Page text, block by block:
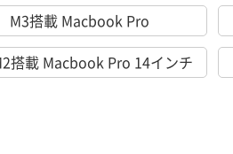
M3搭載 Macbook Pro
搭載 Macbook Pro 14インチ